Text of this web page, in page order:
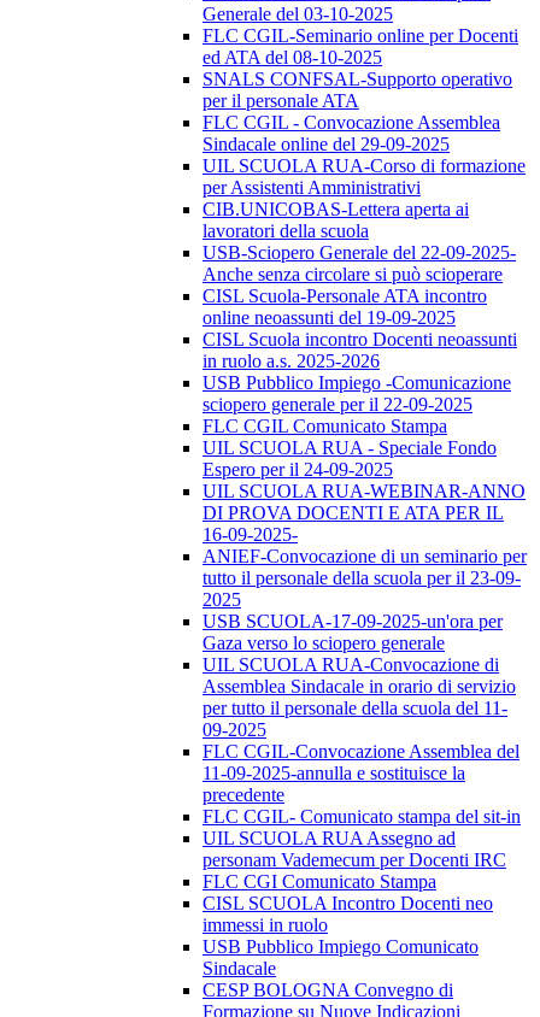
Generale del 03-10-2025
FLC CGIL-Seminario online per Docenti
ed ATA del 08-10-2025
SNALS CONFSAL-Supporto operativo
per il personale ATA
FLC CGIL - Convocazione Assemblea
Sindacale online del 29-09-2025
UIL SCUOLA RUA-Corso di formazione
per Assistenti Amministrativi
CIB.UNICOBAS-Lettera aperta ai
lavoratori della scuola
USB-Sciopero Generale del 22-09-2025-
Anche senza circolare si può scioperare
CISL Scuola-Personale ATA incontro
online neoassunti del 19-09-2025
CISL Scuola incontro Docenti neoassunti
in ruolo a.s. 2025-2026
USB Pubblico Impiego -Comunicazione
sciopero generale per il 22-09-2025
FLC CGIL Comunicato Stampa
UIL SCUOLA RUA - Speciale Fondo
Espero per il 24-09-2025
UIL SCUOLA RUA-WEBINAR-ANNO
DI PROVA DOCENTI E ATA PER IL
16-09-2025-
ANIEF-Convocazione di un seminario per
tutto il personale della scuola per il 23-09-
2025
USB SCUOLA-17-09-2025-un'ora per
Gaza verso lo sciopero generale
UIL SCUOLA RUA-Convocazione di
Assemblea Sindacale in orario di servizio
per tutto il personale della scuola del 11-
09-2025
FLC CGIL-Convocazione Assemblea del
11-09-2025-annulla e sostituisce la
precedente
FLC CGIL- Comunicato stampa del sit-in
UIL SCUOLA RUA Assegno ad
personam Vademecum per Docenti IRC
FLC CGI Comunicato Stampa
CISL SCUOLA Incontro Docenti neo
immessi in ruolo
USB Pubblico Impiego Comunicato
Sindacale
CESP BOLOGNA Convegno di
Formazione su Nuove Indicazioni